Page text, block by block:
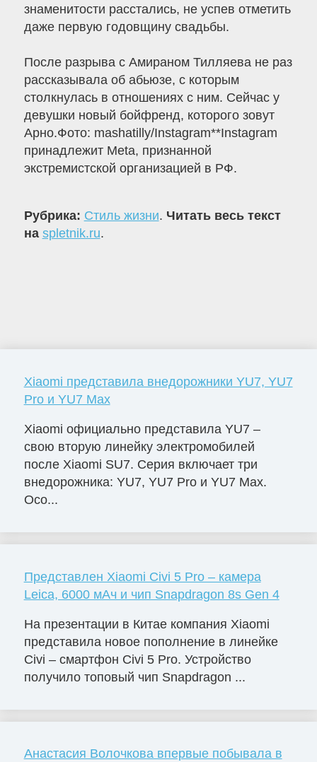
знаменитости расстались, не успев отметить
даже первую годовщину свадьбы.
После разрыва с Амираном Тилляева не раз
рассказывала об абьюзе, с которым
столкнулась в отношениях с ним. Сейчас у
девушки новый бойфренд, которого зовут
Арно.Фото: mashatilly/Instagram**Instagram
принадлежит Meta, признанной
экстремистской организацией в РФ.
Рубрика: Стиль жизни. Читать весь текст
на spletnik.ru.
Xiaomi представила внедорожники YU7, YU7
Pro и YU7 Max
Xiaomi официально представила YU7 –
свою вторую линейку электромобилей
после Xiaomi SU7. Серия включает три
внедорожника: YU7, YU7 Pro и YU7 Max.
Осо...
Представлен Xiaomi Civi 5 Pro – камера
Leica, 6000 мАч и чип Snapdragon 8s Gen 4
На презентации в Китае компания Xiaomi
представила новое пополнение в линейке
Civi – смартфон Civi 5 Pro. Устройство
получило топовый чип Snapdragon ...
Анастасия Волочкова впервые побывала в